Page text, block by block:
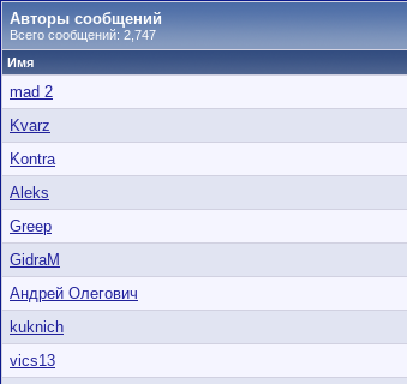
Авторы сообщений
Всего сообщений: 2,747
Имя
mad 2
Kvarz
Kontra
Aleks
Greep
GidraM
Андрей Олегович
kuknich
vics13